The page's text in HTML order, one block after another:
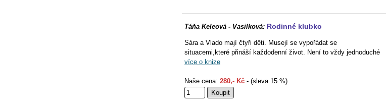
Táňa Keleová - Vasilková: Rodinné klubko
Sára a Vlado mají čtyři děti. Musejí se vypořádat se
situacemi,které přináší každodenní život. Není to vždy jednoduché
více o knize
Naše cena: 280,- Kč - (sleva 15 %)